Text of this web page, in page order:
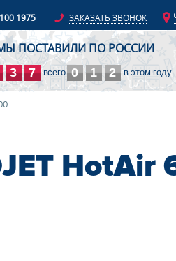
1975 ЗАКАЗАТЬ ЗВОНОК
ПОСТАВИЛИ ПО РОССИИ
3 7 всего 0 1 2 в этом году
HotAir